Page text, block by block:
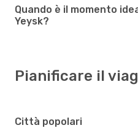
Quando è il momento
Yeysk?
Pianificare il
Città popolari